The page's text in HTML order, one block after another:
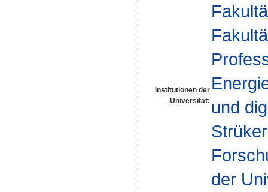
Institutionen der
Universität: und
Strüker
der